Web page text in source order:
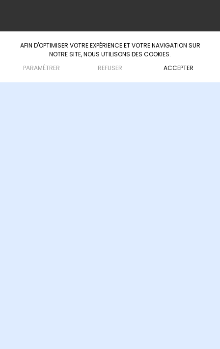
AFIN D'OPTIMISER VOTRE EXPÉRIENCE ET VOTRE NAVIGATION SUR
NOTRE SITE, NOUS UTILISONS DES COOKIES.
PARAMÉTRER
REFUSER ACCEPTER
Agence d'ingénierie culturelle & touristique
— depuis 2008